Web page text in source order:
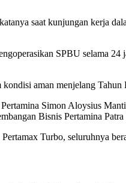
saat kunjungan kerja
SPBU selama
aman menjelang Tahun
Simon Aloysius
Bisnis Pertamina
Turbo, seluruhnya